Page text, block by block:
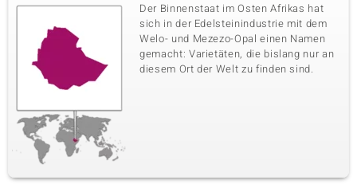
Der Binnenstaat im Osten Afrikas hat
sich in der Edelsteinindustrie mit dem
Welo- und Mezezo-Opal einen Namen
gemacht: Varietäten, die bislang nur an
diesem Ort der Welt zu finden sind.